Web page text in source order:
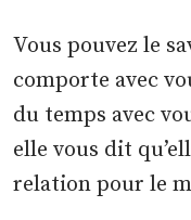
Vous pouvez le
comporte avec
du temps avec
elle vous dit
relation pour le